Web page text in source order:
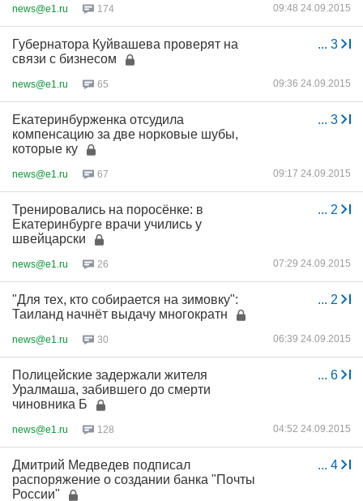
news@e1.ru 174 09:48 24.09.2015
... 3
Губернатора Куйвашева проверят на
связи с бизнесом
news@e1.ru 65 09:36 24.09.2015
... 3
Екатеринбурженка отсудила
компенсацию за две норковые шубы,
которые ку
news@e1.ru 67 09:17 24.09.2015
... 2
Тренировались на поросёнке: в
Екатеринбурге врачи учились у
швейцарски
news@e1.ru 26 07:29 24.09.2015
... 2
"Для тех, кто собирается на зимовку":
Таиланд начнёт выдачу многократн
news@e1.ru 30 06:39 24.09.2015
... 6
Полицейские задержали жителя
Уралмаша, забившего до смерти
чиновника Б
news@e1.ru 128 04:52 24.09.2015
... 4
Дмитрий Медведев подписал
распоряжение о создании банка "Почты
России"